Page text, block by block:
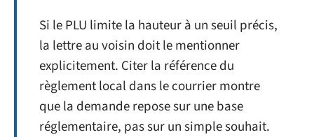
Si le PLU limite la hauteur à un seuil précis,
la lettre au voisin doit le mentionner
explicitement. Citer la référence du
règlement local dans le courrier montre
que la demande repose sur une base
réglementaire, pas sur un simple souhait.